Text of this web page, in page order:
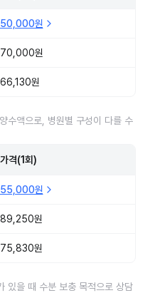
50,000원
70,000원
66,130원
수액으로, 병원별 구성이 다를 수
가격(1회)
55,000원
89,250원
75,830원
있을 때 수분 보충 목적으로 상담